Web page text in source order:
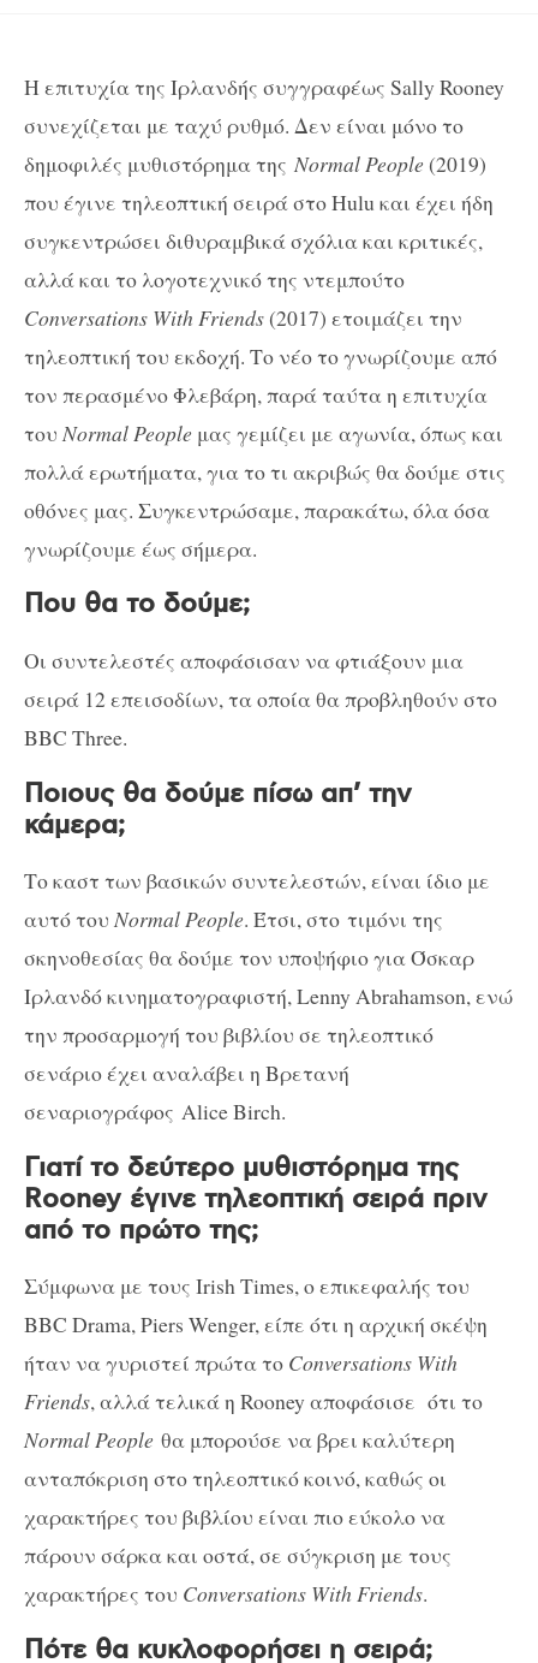
Η επιτυχία της Ιρλανδής συγγραφέως Sally Rooney
συνεχίζεται με ταχύ ρυθμό. Δεν είναι μόνο το
δημοφιλές μυθιστόρημα της Normal People (2019)
που έγινε τηλεοπτική σειρά στο Hulu και έχει ήδη
συγκεντρώσει διθυραμβικά σχόλια και κριτικές,
αλλά και το λογοτεχνικό της ντεμπούτο
Conversations With Friends (2017) ετοιμάζει την
τηλεοπτική του εκδοχή. Το νέο το γνωρίζουμε από
τον περασμένο Φλεβάρη, παρά ταύτα η επιτυχία
του Normal People μας γεμίζει με αγωνία, όπως και
πολλά ερωτήματα, για το τι ακριβώς θα δούμε στις
οθόνες μας. Συγκεντρώσαμε, παρακάτω, όλα όσα
γνωρίζουμε έως σήμερα.
Που θα το δούμε;
Οι συντελεστές αποφάσισαν να φτιάξουν μια
σειρά 12 επεισοδίων, τα οποία θα προβληθούν στο
BBC Three.
Ποιους θα δούμε πίσω απ’ την
κάμερα;
Το καστ των βασικών συντελεστών, είναι ίδιο με
αυτό του Normal People. Έτσι, στο τιμόνι της
σκηνοθεσίας θα δούμε τον υποψήφιο για Όσκαρ
Ιρλανδό κινηματογραφιστή, Lenny Abrahamson, ενώ
την προσαρμογή του βιβλίου σε τηλεοπτικό
σενάριο έχει αναλάβει η Βρετανή
σεναριογράφος Alice Birch.
Γιατί το δεύτερο μυθιστόρημα της
Rooney έγινε τηλεοπτική σειρά πριν
από το πρώτο της;
Σύμφωνα με τους Irish Times, ο επικεφαλής του
BBC Drama, Piers Wenger, είπε ότι η αρχική σκέψη
ήταν να γυριστεί πρώτα το Conversations With
Friends, αλλά τελικά η Rooney αποφάσισε ότι το
Normal People θα μπορούσε να βρει καλύτερη
ανταπόκριση στο τηλεοπτικό κοινό, καθώς οι
χαρακτήρες του βιβλίου είναι πιο εύκολο να
πάρουν σάρκα και οστά, σε σύγκριση με τους
χαρακτήρες του Conversations With Friends.
Πότε θα κυκλοφορήσει η σειρά;